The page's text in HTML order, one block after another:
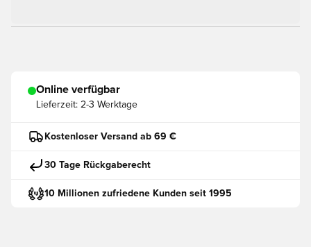
Online verfügbar
Lieferzeit: 2-3 Werktage
Kostenloser Versand ab 69 €
30 Tage Rückgaberecht
10 Millionen zufriedene Kunden seit 1995